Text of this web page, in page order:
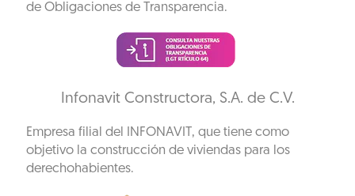
de Obligaciones de Transparencia.
Infonavit Constructora, S.A. de C.V.
Empresa filial del INFONAVIT, que tiene como
objetivo la construcción de viviendas para los
derechohabientes.